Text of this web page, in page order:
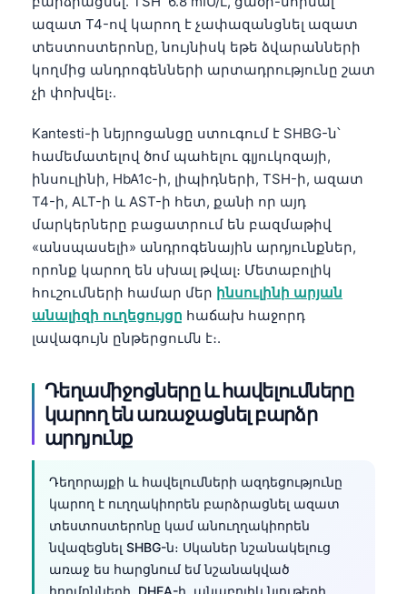
ազատ T4-ով կարող է չափազանցնել ազատ
տեստոստերոնը, նույնիսկ եթե ձվարանների
կողմից անդրոգենների արտադրությունը շատ
չի փոխվել։.
Kantesti-ի նեյրոցանցը ստուգում է SHBG-ն՝
համեմատելով ծոմ պահելու գլյուկոզայի,
ինսուլինի, HbA1c-ի, լիպիդների, TSH-ի, ազատ
T4-ի, ALT-ի և AST-ի հետ, քանի որ այդ
մարկերները բացատրում են բազմաթիվ
«անսպասելի» անդրոգենային արդյունքներ,
որոնք կարող են սխալ թվալ։ Մետաբոլիկ
հուշումների համար մեր ինսուլինի արյան
անալիզի ուղեցույցը հաճախ հաջորդ
լավագույն ընթերցումն է։.
Դեղամիջոցները և հավելումները
կարող են առաջացնել բարձր
արդյունք
Դեղորայքի և հավելումների ազդեցությունը
կարող է ուղղակիորեն բարձրացնել ազատ
տեստոստերոնը կամ անուղղակիորեն
նվազեցնել SHBG-ն։ Սկաներ նշանակելուց
առաջ ես հարցնում եմ նշանակված
հորմոնների, DHEA-ի, անաբոլիկ նյութերի,
Svenska
Bosanski
Azərbaycan dili
Eesti
日本語
Čeština
ქართული
Lietuvių kalba
Polski
한국어
Slovenščina
Magyar
Shqip
বাংলা
मराठी
తెలుగు
தமிழ்